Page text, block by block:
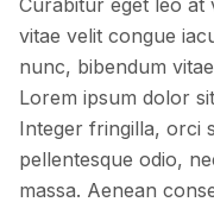
Curabitur eget leo at
vitae velit congue
nunc, bibendum
Lorem ipsum dolor
Integer fringilla, orci
pellentesque odio,
massa. Aenean